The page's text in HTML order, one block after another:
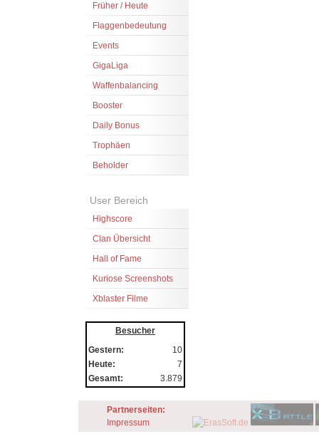
Früher / Heute
Flaggenbedeutung
Events
GigaLiga
Waffenbalancing
Booster
Daily Bonus
Trophäen
Beholder
User Bereich
Highscore
Clan Übersicht
Hall of Fame
Kuriose Screenshots
Xblaster Filme
Besucher
Gestern:
10
Heute:
7
Gesamt:
3.879
Partnerseiten:
Impressum